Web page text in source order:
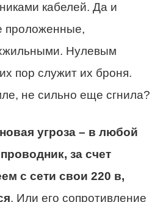
кабелей. Да и
проложенные,
Нулевым
пор служит их броня.
не сильно еще сгнила?
новая угроза – в любой
за счет
с сети свои 220 в,
. Или его сопротивление